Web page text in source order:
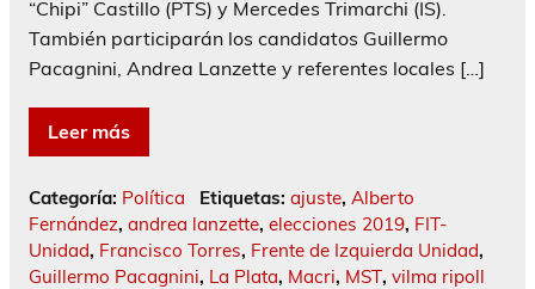
“Chipi” Castillo (PTS) y Mercedes Trimarchi (IS).
También participarán los candidatos Guillermo
Pacagnini, Andrea Lanzette y referentes locales […]
Leer más
Categoría: Política Etiquetas: ajuste, Alberto
Fernández, andrea lanzette, elecciones 2019, FIT-
Unidad, Francisco Torres, Frente de Izquierda Unidad,
Guillermo Pacagnini, La Plata, Macri, MST, vilma ripoll